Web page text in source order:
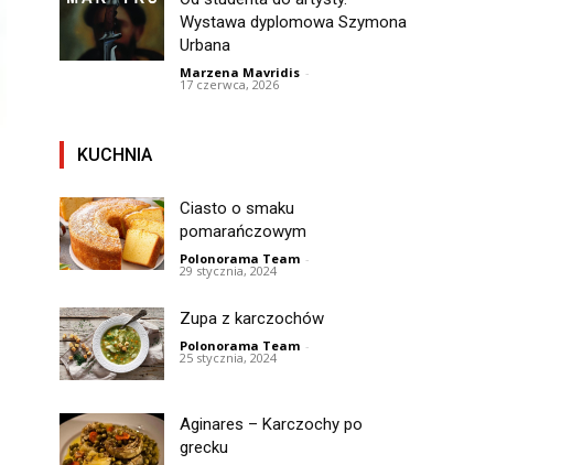
Wystawa dyplomowa Szymona
Urbana
Marzena Mavridis -
17 czerwca, 2026
KUCHNIA
Ciasto o smaku
pomarańczowym
Polonorama Team -
29 stycznia, 2024
Zupa z karczochów
Polonorama Team -
25 stycznia, 2024
Aginares – Karczochy po
grecku